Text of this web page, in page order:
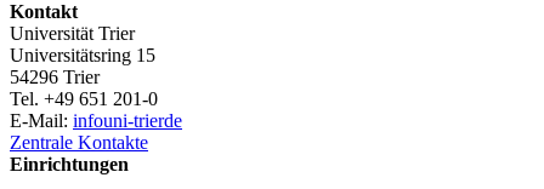
Kontakt
Universität Trier
Universitätsring 15
54296 Trier
Tel. +49 651 201-0
E-Mail: infouni-trierde
Zentrale Kontakte
Einrichtungen